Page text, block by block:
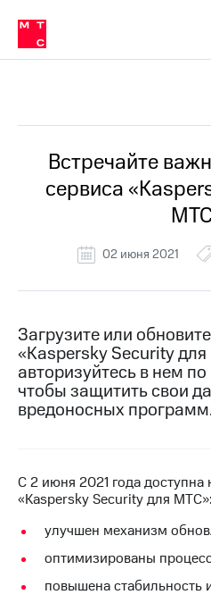
связь
Сервисы и подписки
30% на связь
кабинеты
Мобильная
и
Спутниковое
ТВ
Деньги
Перенести
в МТС
Тарифы
Услуги
Семейная
группа
Заказать
карту
в МТС
Услуги
Личный
Скачать
МТС
Акции
Скидка 30%
на связь
РИИЛ
и МТС
дешевле
при
оплате
с карты
Встречайте
сервиса
02 июня 2021
Загрузите или
«Kaspersky Security
авторизуйтесь в нем
чтобы защитить свои
вредоносных
С 2 июня 2021 года
«Kaspersky Security для МТС»:
улучшен механизм
оптимизированы
повышена стабильность